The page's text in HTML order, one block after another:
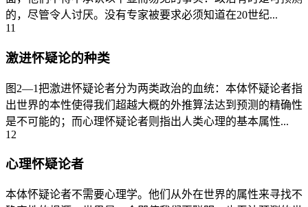
的，尽管令人讨厌。没有专家被要求必须知道在20世纪...
11
激进怀疑论的种类
图2—1把激进怀疑论者分为两类政治的血统：本体怀疑论者指
出世界的本性使得我们超越大概的外推算法达到预测的精确性
是不可能的；而心理怀疑论者则指出人类心理的基本属性...
12
心理怀疑论者
本体怀疑论者不需要心理学。他们从外在世界的属性来寻找不